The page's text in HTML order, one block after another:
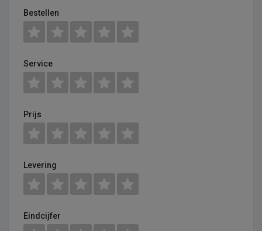
Bestellen
Service
Prijs
Levering
Eindcijfer